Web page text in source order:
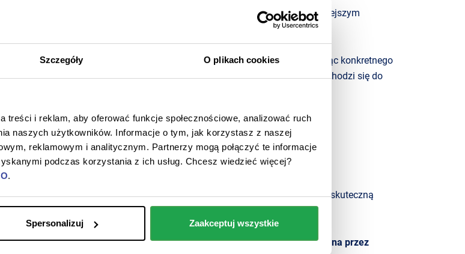
Szczegóły O plikach cookies
treści i reklam, aby oferować funkcje społecznościowe, analizować ruch
naszych użytkowników. Informacje o tym, jak korzystasz z naszej
reklamowym i analitycznym. Partnerzy mogą połączyć te informacje
podczas korzystania z ich usług. Chcesz wiedzieć więcej?
.
Spersonalizuj Zaakceptuj wszystkie
efektów (za nie przecież płaci kolejne faktury), informacja ta była najważniejszym
od samego początku jest niezwykle zaangażowany we współpracę
. Oczekując konkretnego
jak my stawia na partnerstwo. Rozumie, że bez niego prędzej czy później dochodzi się do
z jeszcze większym niż zwykle apetytem na sukces.
zaprojektowaną z
GIZO, szeroką ofertą i grupą docelową. Pozwoliło nam to zaprojektować skuteczną
prosto do potencjalnych klientów firmy.
Są to hasła, które należy zabezpieczyć,aby reklama nie była klikana przez